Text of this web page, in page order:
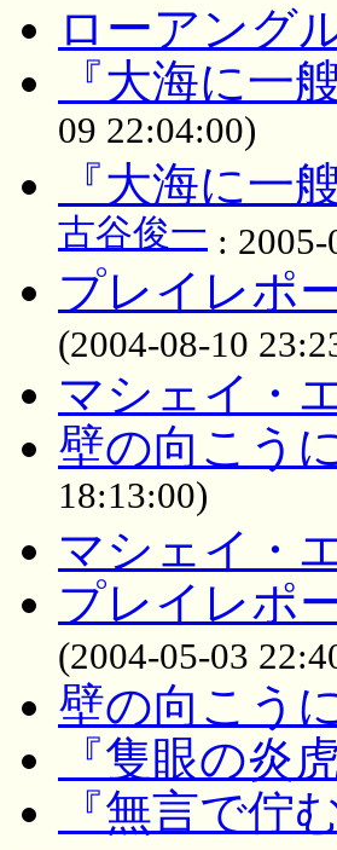
ローアング
『大海に一
09 22:04:00)
『大海に一
古谷俊一 :
プレイレポ
(2004-08-10
マシェイ・
壁の向こう
18:13:00)
マシェイ・
プレイレポ
(2004-05-03
壁の向こう
『隻眼の炎
『無言で佇